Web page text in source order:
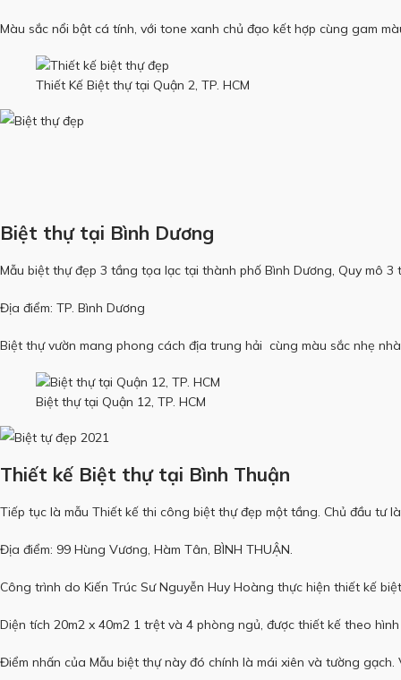
Màu sắc nổi bật cá tính, với tone xanh chủ đạo kết hợp cùng gam
Thiết Kế Biệt thự tại Quận 2, TP. HCM
Biệt thự tại Bình Dương
Mẫu biệt thự đẹp 3 tầng tọa lạc tại thành phố Bình Dương, Quy mô 3
Địa điểm: TP. Bình Dương
Biệt thự vườn mang phong cách địa trung hải cùng màu sắc nhẹ
Biệt thự tại Quận 12, TP. HCM
Thiết kế Biệt thự tại Bình Thuận
Tiếp tục là mẫu Thiết kế thi công biệt thự đẹp một tầng. Chủ đầu tư
Địa điểm: 99 Hùng Vương, Hàm Tân, BÌNH THUẬN.
Công trình do Kiến Trúc Sư Nguyễn Huy Hoàng thực hiện thiết kế
Diện tích 20m2 x 40m2 1 trệt và 4 phòng ngủ, được thiết kế theo
Điểm nhấn của Mẫu biệt thự này đó chính là mái xiên và tường